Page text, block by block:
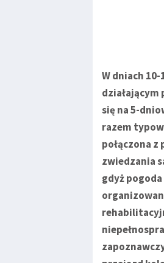
W dniach
działającym
się na 5-
razem
połączona
zwiedzania
gdyż